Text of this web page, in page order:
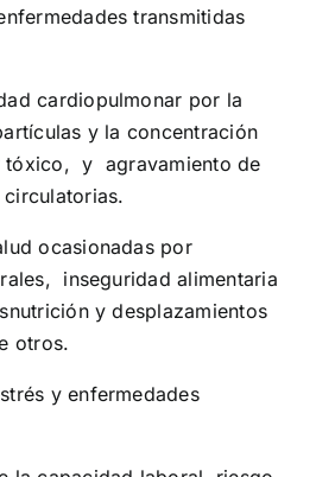
transmitidas
cardiopulmonar por la
y la concentración
tóxico, y agravamiento de
ocasionadas por
inseguridad alimentaria
y desplazamientos
otros.
y enfermedades